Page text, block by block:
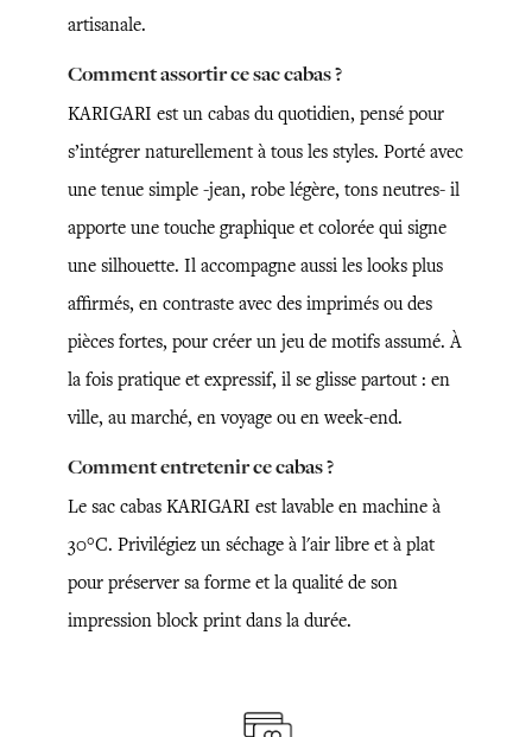
artisanale.
Comment assortir ce sac cabas ?
KARIGARI est un cabas du quotidien, pensé pour
s’intégrer naturellement à tous les styles. Porté avec
une tenue simple -jean, robe légère, tons neutres- il
apporte une touche graphique et colorée qui signe
une silhouette. Il accompagne aussi les looks plus
affirmés, en contraste avec des imprimés ou des
pièces fortes, pour créer un jeu de motifs assumé. À
la fois pratique et expressif, il se glisse partout : en
ville, au marché, en voyage ou en week-end.
Comment entretenir ce cabas ?
Le sac cabas KARIGARI est lavable en machine à
30°C. Privilégiez un séchage à l'air libre et à plat
pour préserver sa forme et la qualité de son
impression block print dans la durée.